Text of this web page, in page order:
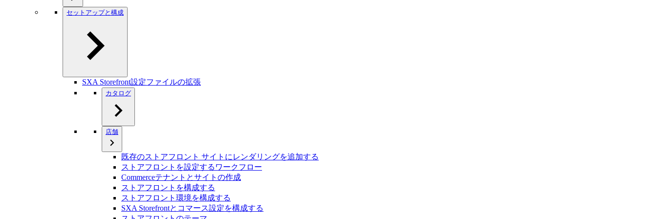
セットアップと構成
SXA Storefront設定ファイルの拡張
カタログ
店舗
既存のストアフロント サイトにレンダリングを追加する
ストアフロントを設定するワークフロー
Commerceテナントとサイトの作成
ストアフロントを構成する
ストアフロント環境を構成する
SXA Storefrontとコマース設定を構成する